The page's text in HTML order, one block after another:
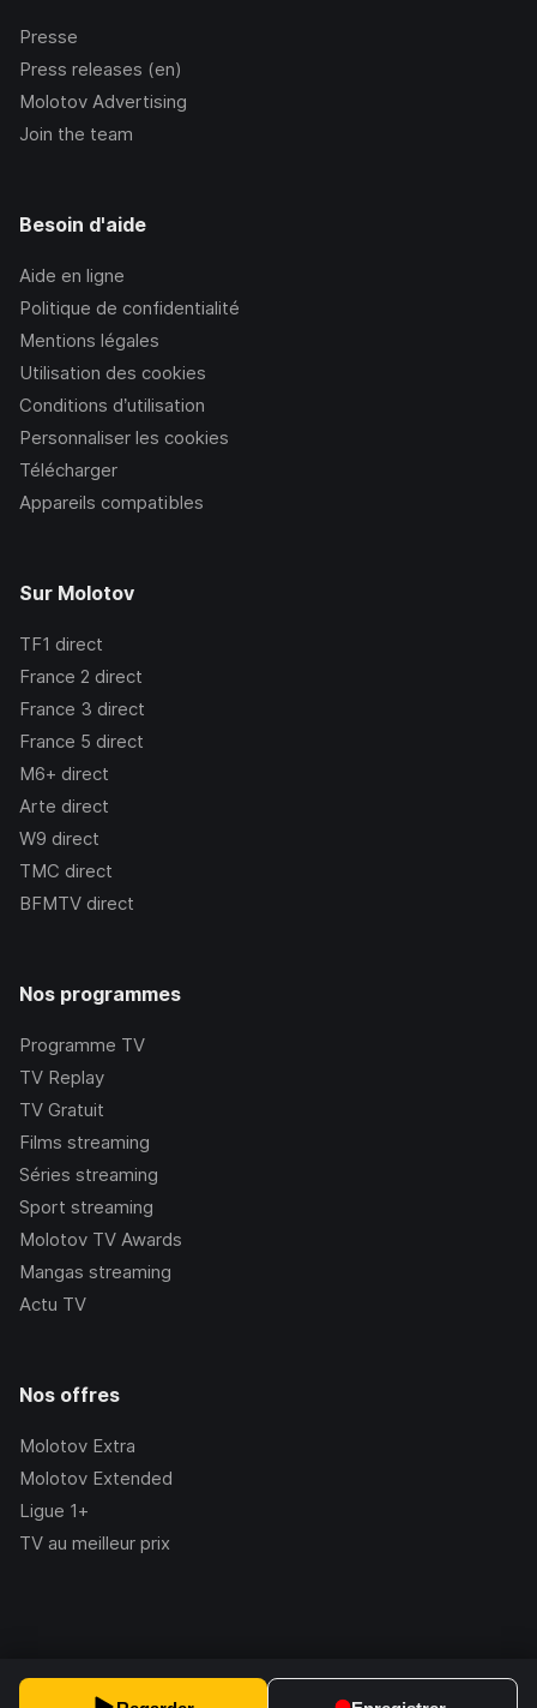
Presse
Press releases (en)
Molotov Advertising
Join the team
Besoin d'aide
Aide en ligne
Politique de confidentialité
Mentions légales
Utilisation des cookies
Conditions d’utilisation
Personnaliser les cookies
Télécharger
Appareils compatibles
Sur Molotov
TF1 direct
France 2 direct
France 3 direct
France 5 direct
M6+ direct
Arte direct
W9 direct
TMC direct
BFMTV direct
Nos programmes
Programme TV
TV Replay
TV Gratuit
Films streaming
Séries streaming
Sport streaming
Molotov TV Awards
Mangas streaming
Actu TV
Nos offres
Molotov Extra
Molotov Extended
Ligue 1+
TV au meilleur prix
2.228.1